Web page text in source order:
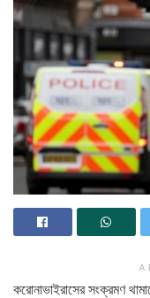
করোনাভাইরাসের সংক্রমণ